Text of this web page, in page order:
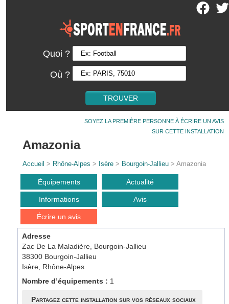
Quoi ?
Où ?
SOYEZ LA PREMIÈRE PERSONNE À ÉCRIRE UN AVIS
SUR CETTE INSTALLATION
Amazonia
Accueil > Rhône-Alpes > Isère > Bourgoin-Jallieu > Amazonia
Équipements Actualité
Informations Avis
Écrire un avis
Adresse
Zac De La Maladière, Bourgoin-Jallieu
38300 Bourgoin-Jallieu
Isère, Rhône-Alpes
Nombre d’équipements : 1
Partagez cette installation sur vos réseaux sociaux